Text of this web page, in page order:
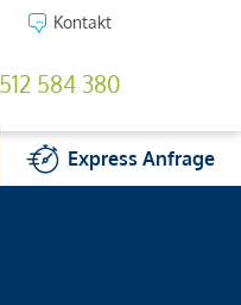
Kontakt
584 380
ExpressAnfrage